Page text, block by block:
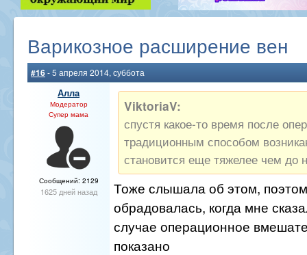
Варикозное расширение вен
#16- 5 апреля 2014, суббота
Алла
Модератор
Супер мама
Сообщений: 2129
1625 дней назад
ViktoriaV:
спустя какое-то время после
традиционным способом
становится еще тяжелее чем до
Тоже слышала об этом,
обрадовалась, когда мне
случае операционное
показано